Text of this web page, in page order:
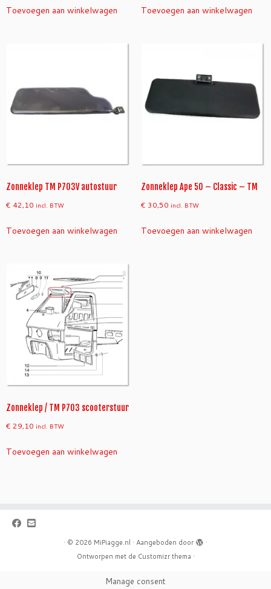
Toevoegen aan winkelwagen Toevoegen aan winkelwagen
Zonneklep TM P703V autostuur
€ 42,10 incl. BTW
Toevoegen aan winkelwagen
Zonneklep Ape 50 – Classic – TM
€ 30,50 incl. BTW
Toevoegen aan winkelwagen
Zonneklep / TM P703 scooterstuur
€ 29,10 incl. BTW
Toevoegen aan winkelwagen
· © 2026 MiPiagge.nl · Aangeboden door
·
Ontworpen met de Customizr thema ·
Manage consent